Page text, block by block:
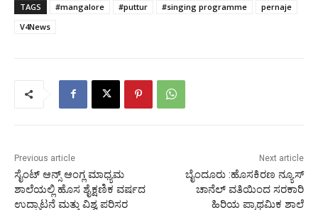
TAGS #mangalore #puttur #singing programme
pernaje
V4News
Previous article
ಸೈಂಟ್ ಆನ್ಸ್ ಆಂಗ್ಲ ಮಾಧ್ಯಮ
ಶಾಲೆಯಲ್ಲಿ ಹೊಸ ಶೈಕ್ಷಣಿಕ ವರ್ಷದ
ಉದ್ಘಾಟನೆ ಮತ್ತು ವಿಶ್ವ ಪರಿಸರ
Next article
ಬೈಂದೂರು :ಹೊಸಕಿರಣ ನ್ಯೂಸ್
ಚಾನೆಲ್ ವತಿಯಿಂದ ಸರಕಾರಿ
ಹಿರಿಯ ಪ್ರಾಥಮಿಕ ಶಾಲೆ